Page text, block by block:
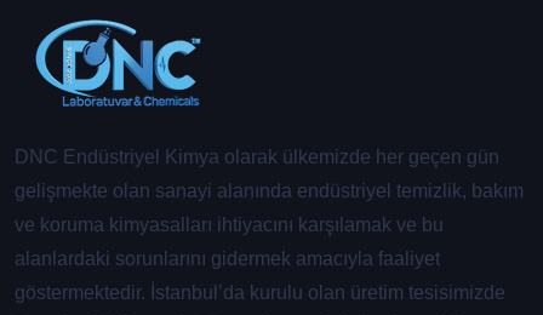
DNC Endüstriyel Kimya olarak ülkemizde her geçen gün
gelişmekte olan sanayi alanında endüstriyel temizlik, bakım
ve koruma kimyasalları ihtiyacını karşılamak ve bu
alanlardaki sorunlarını gidermek amacıyla faaliyet
göstermektedir. İstanbul’da kurulu olan üretim tesisimizde